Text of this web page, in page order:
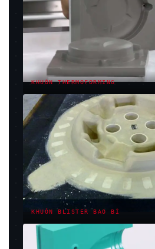
KHUÔN THERMOFORMING
KHUÔN BLISTER BAO BÌ